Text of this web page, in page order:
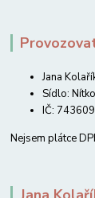
Jana
Sídlo:
IČ:
Nejsem plátce